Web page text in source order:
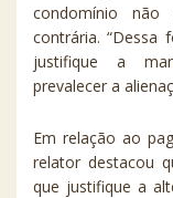
condomínio não
contrária. “Dessa
justifique a
prevalecer a
Em relação ao
relator destacou
que justifique a